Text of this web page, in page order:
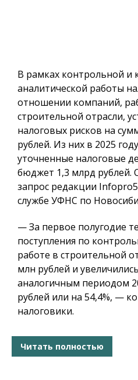
В рамках контрольной и
аналитической работы
отношении компаний,
строительной отрасли,
налоговых рисков на
рублей. Из них в 2025
уточненные налоговые
бюджет 1,3 млрд рублей.
запрос редакции
службе УФНС по
— За первое полугодие
поступления по
работе в строительной
млн рублей и
аналогичным периодом
рублей или на 54,4%, —
налоговики.
Читать полностью